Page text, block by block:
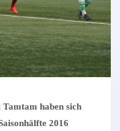
haben sich
2016